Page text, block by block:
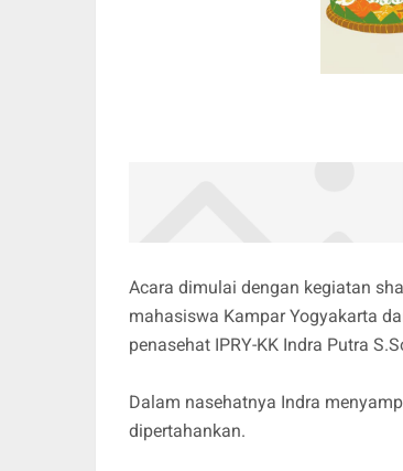
Acara dimulai dengan kegiatan
mahasiswa Kampar Yogyakarta
penasehat IPRY-KK Indra Putra
Dalam nasehatnya Indra
dipertahankan.